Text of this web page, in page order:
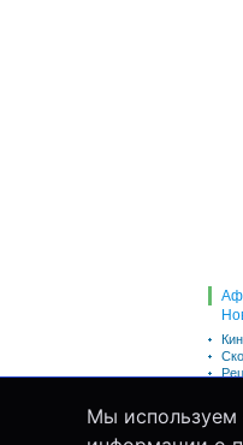
Мы используем